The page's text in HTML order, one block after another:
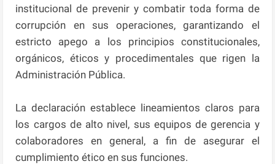
institucional de prevenir y combatir toda forma de
corrupción en sus operaciones, garantizando el
estricto apego a los principios constitucionales,
orgánicos, éticos y procedimentales que rigen la
Administración Pública.
La declaración establece lineamientos claros para
los cargos de alto nivel, sus equipos de gerencia y
colaboradores en general, a fin de asegurar el
cumplimiento ético en sus funciones.